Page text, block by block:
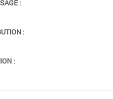
:
:
: